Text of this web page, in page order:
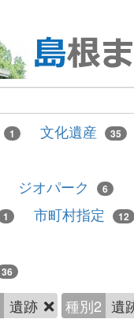
1 文化遺産 35
ジオパーク 6
1 市町村指定 12
36
遺跡 種別2 遺